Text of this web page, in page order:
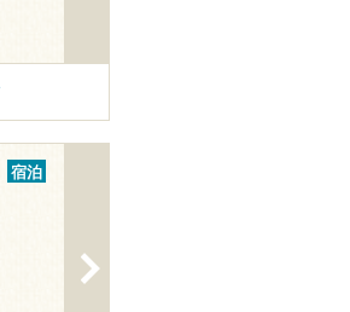
宿泊